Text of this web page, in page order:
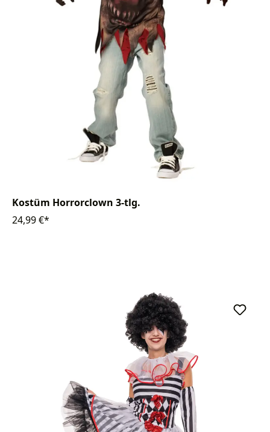
Kostüm Horrorclown 3-tlg.
24,99 €*